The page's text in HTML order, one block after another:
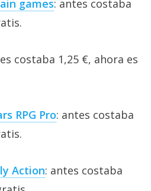
games: antes costaba
costaba 1,25 €, ahora es
RPG Pro: antes costaba
Action: antes costaba